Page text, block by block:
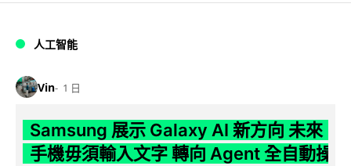
人工智能
Vin 1 日
Samsung 展示 Galaxy AI 新方向 未來
手機毋須輸入文字 轉向 Agent 全自動操